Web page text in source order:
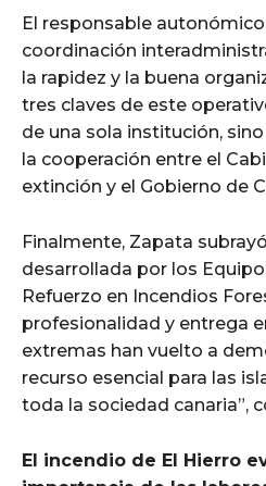
El responsable
coordinación
la rapidez y la buena
tres claves de este
de una sola institución,
la cooperación entre el
extinción y el Gobierno de
Finalmente, Zapata
desarrollada por los
Refuerzo en Incendios
profesionalidad y entrega
extremas han vuelto a
recurso esencial para las
toda la sociedad canaria”,
El incendio de El Hierro